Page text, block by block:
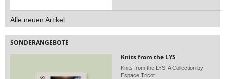
Alle neuen Artikel
SONDERANGEBOTE
Knits from the LYS
Knits from the LYS: A Collection by
Espace Tricot